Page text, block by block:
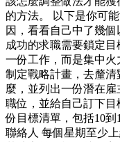
的方法。 以下是你可
因，看看自己中了幾
成功的求職需要鎖定
一份工作，而是集中
制定戰略計畫，去釐
麼，並列出一份潛在
職位，並給自己訂下
份目標清單，包括10
聯絡人 每個星期至少